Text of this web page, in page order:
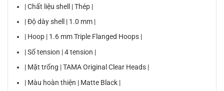
| Chất liệu shell | Thép |
| Độ dày shell | 1.0 mm |
| Hoop | 1.6 mm Triple Flanged Hoops |
| Số tension | 4 tension |
| Mặt trống | TAMA Original Clear Heads |
| Màu hoàn thiện | Matte Black |